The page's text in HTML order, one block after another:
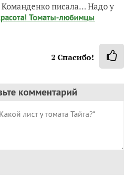
писала… Надо у
Томаты-любимцы
2 Спасибо!
комментарий